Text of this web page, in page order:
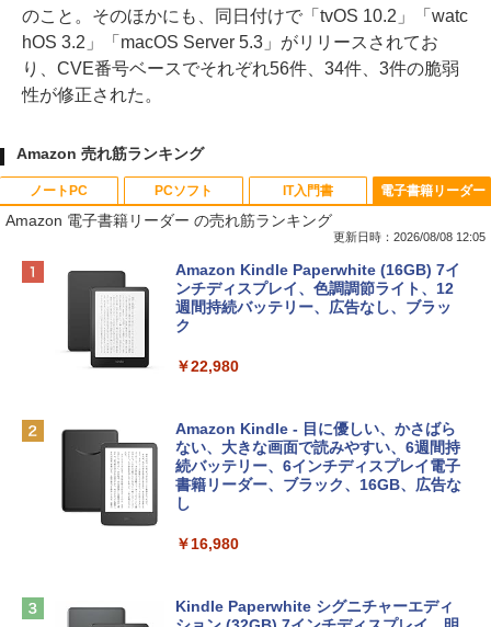
のこと。そのほかにも、同日付けで「tvOS 10.2」「watc
hOS 3.2」「macOS Server 5.3」がリリースされてお
り、CVE番号ベースでそれぞれ56件、34件、3件の脆弱
性が修正された。
Amazon 売れ筋ランキング
ノートPC
Apple 2026 MacBook Neo A18 Proチッ
プ搭載13インチノートブック：AIとAppl
e Intelligenceのために設計、Liquid Ret
inaディスプレイ、8GBユニファイドメモ
eTime HDカメラ - インディゴ
tomtoc 360°保護 15.6 16インチ パソコ
ンケース Dell NEC Lavie ASUS HP dyna
book Lenovo対応
￥2,952
Apple 2026 MacBook Air M5チップ搭載
PCソフト
Robloxギフトカード - 800 Robux 【限
定バーチャルアイテムを含む】 【オンラ
インゲームコード】 ロブロックス | オン
ラインコード版
￥1,300
Robloxギフトカード - 1000 Robux 【限
定バーチャルアイテムを含む】 【オンラ
インゲームコード】 ロブロックス |オン
ラインコード版
4(最新 永続版)|オンラインコード版|Wind
IT入門書
生成AIパスポート公式テキスト 第４版
￥1,766
出す プロンプトの言葉 AI画像生成シリー
ズ (はぴーイラストLabo)
￥480
ClaudeCode いちばんやさしい 教科書:
にもKindle出版にも！ 非エンジニアのた
めのAIコーディング入門シリーズ
電子書籍リーダー
Amazon 電子書籍リーダー の売れ筋ランキング
更新日時：2026/08/08 12:05
Amazon Kindle Paperwhite (16GB) 7イ
ンチディスプレイ、色調調節ライト、12
週間持続バッテリー、広告なし、ブラッ
ク
￥22,980
Amazon Kindle - 目に優しい、かさばら
ない、大きな画面で読みやすい、6週間持
続バッテリー、6インチディスプレイ電子
書籍リーダー、ブラック、16GB、広告な
し
￥16,980
Kindle Paperwhite シグニチャーエディ